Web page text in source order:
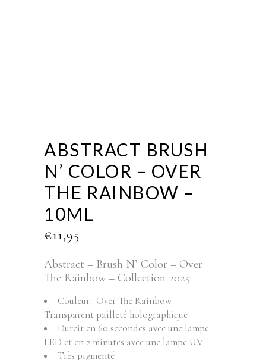
ABSTRACT BRUSH
N’ COLOR – OVER
THE RAINBOW –
10ML
€11,95
Abstract – Brush N’ Color – Over
The Rainbow – Collection 2025
Couleur : Over The Rainbow :
Transparent pailleté holographique
Durcit en 60 secondes avec une lampe
LED et en 2 minutes avec une lampe UV
Très pigmenté